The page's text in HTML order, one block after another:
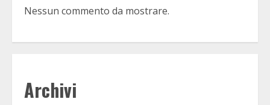
Nessun commento da mostrare.
Archivi